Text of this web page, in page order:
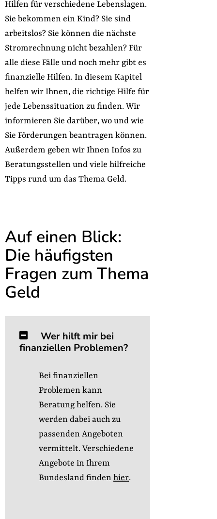
Hilfen für verschiedene Lebenslagen.
Sie bekommen ein Kind? Sie sind
arbeitslos? Sie können die nächste
Stromrechnung nicht bezahlen? Für
alle diese Fälle und noch mehr gibt es
finanzielle Hilfen. In diesem Kapitel
helfen wir Ihnen, die richtige Hilfe für
jede Lebenssituation zu finden. Wir
informieren Sie darüber, wo und wie
Sie Förderungen beantragen können.
Außerdem geben wir Ihnen Infos zu
Beratungsstellen und viele hilfreiche
Tipps rund um das Thema Geld.
Auf einen Blick:
Die häufigsten
Fragen zum Thema
Geld
Wer hilft mir bei
finanziellen Problemen?
Bei finanziellen
Problemen kann
Beratung helfen. Sie
werden dabei auch zu
passenden Angeboten
vermittelt. Verschiedene
Angebote in Ihrem
Bundesland finden hier.